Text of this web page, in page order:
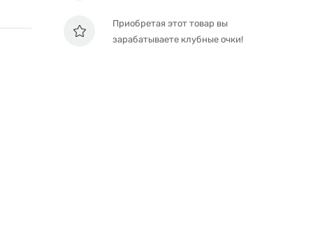
Приобретая этот товар вы
зарабатываете клубные очки!